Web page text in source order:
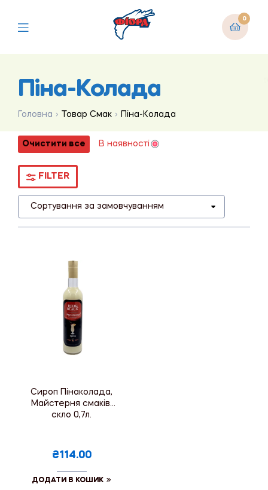
0
Піна-Колада
Головна Товар Смак Піна-Колада
Очистити все В наявності
FILTER
Сироп Пінаколада,
Майстерня смаків,
скло 0,7л.
₴114.00
ДОДАТИ В КОШИК